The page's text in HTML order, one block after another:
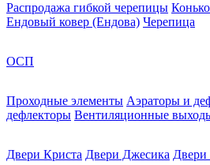
Распродажа гибкой черепицы
Ендовый ковер (Ендова) Черепица
ОСП
Проходные элементы Аэраторы и
дефлекторы Вентиляционные
Двери Криста Двери Джесика Двери